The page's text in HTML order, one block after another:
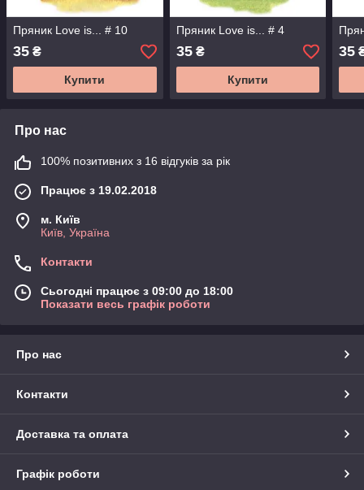
Пряник Love is... # 10
35 ₴
Купити
Пряник Love is... # 4
35₴
Купити
35
Про нас
100% позитивних з 16 відгуків за рік
Працює з 19.02.2018
м. Київ
Київ, Україна
Контакти
Сьогодні працює з 09:00 до 18:00
Показати весь графік роботи
Про нас
Контакти
Доставка та оплата
Графік роботи